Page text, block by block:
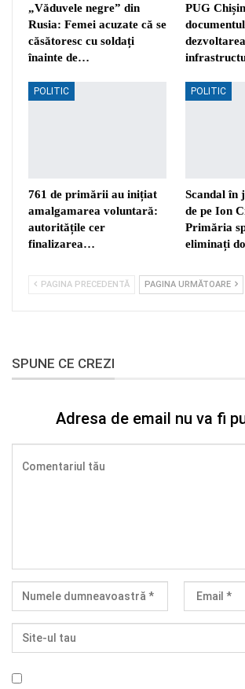
„Văduvele negre” din
Rusia: Femei acuzate că se
căsătoresc cu soldați
înainte de…
PUG
dezvoltarea
POLITIC
761 de primării au inițiat
amalgamarea voluntară:
autoritățile cer
finalizarea…
POLITIC
Scandal
de pe Ion
Primăria
eliminați
PAGINA PRECEDENTĂ PAGINA URMĂTOARE
SPUNE CE CREZI
Adresa de email nu va fi